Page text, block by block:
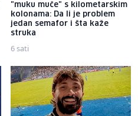
"muku muče" s kilometarskim
kolonama: Da li je problem
jedan semafor i šta kaže
struka
6 sati